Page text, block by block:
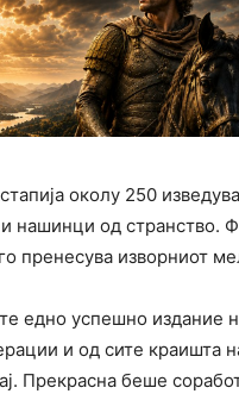
околу 250
нашинци од странство.
пренесува изворниот
едно успешно издание
и од сите краишта
Прекрасна беше